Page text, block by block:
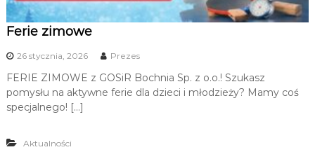
Ferie zimowe
26 stycznia, 2026 Prezes
FERIE ZIMOWE z GOSiR Bochnia Sp. z o.o.! Szukasz
pomysłu na aktywne ferie dla dzieci i młodzieży? Mamy coś
specjalnego! […]
Aktualności